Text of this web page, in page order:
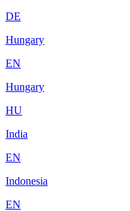
DE
Hungary
EN
Hungary
HU
India
EN
Indonesia
EN